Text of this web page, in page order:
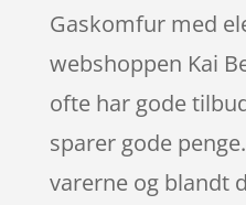
Gaskomfur med
webshoppen Kai
ofte har gode
sparer gode
varerne og blandt